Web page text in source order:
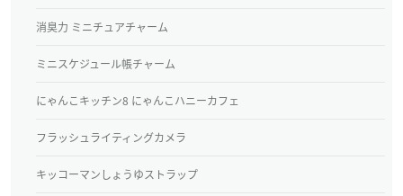
消臭力 ミニチュアチャーム
ミニスケジュール帳チャーム
にゃんこキッチン8 にゃんこハニーカフェ
フラッシュライティングカメラ
キッコーマンしょうゆストラップ